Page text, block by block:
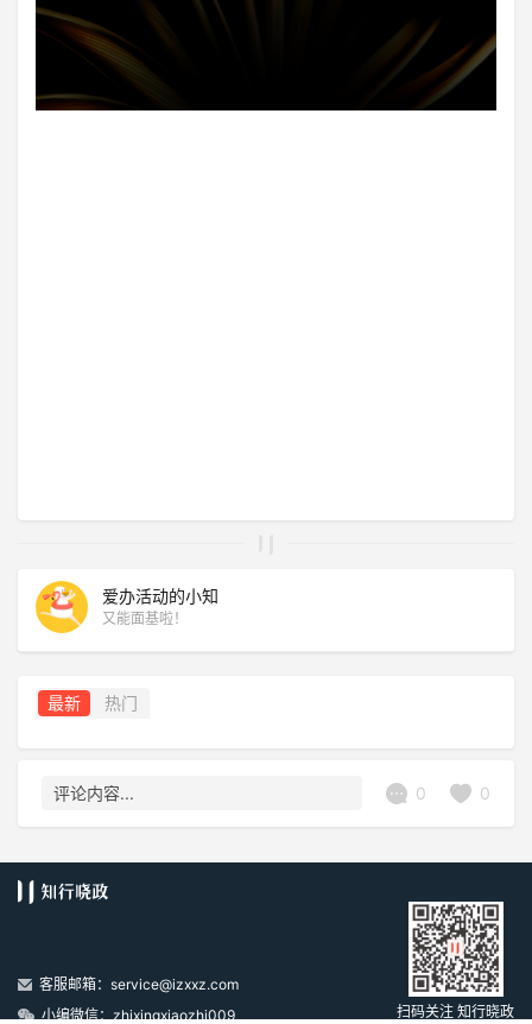
爱办活动的小知
又能面基啦！
最新 热门
评论内容... 0 0
客服邮箱：service@izxxz.com
小编微信：zhixingxiaozhi009
扫码关注 知行晓政